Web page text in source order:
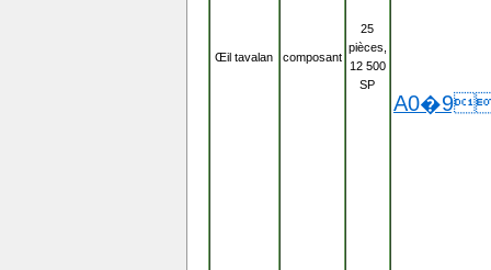
Œil tavalan composant
25
pièces,
12 500
SP